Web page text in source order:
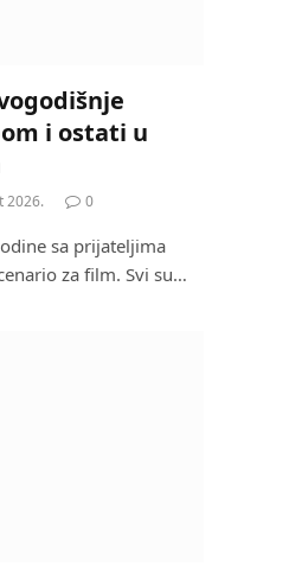
i ostati u
2026. 0
sa prijateljima
za film. Svi su…